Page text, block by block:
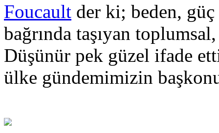
Foucault der ki; beden,
bağrında taşıyan
Düşünür pek güzel ifade
ülke gündemimizin